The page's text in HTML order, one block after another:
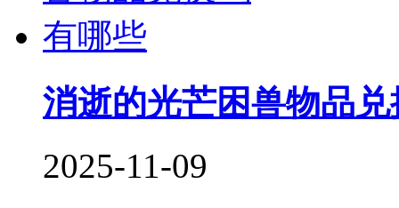
消逝的光芒困兽物品
2025-11-09